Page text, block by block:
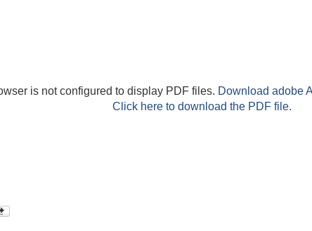
is not configured to display PDF files. Download adobe
Click here to download the PDF file.